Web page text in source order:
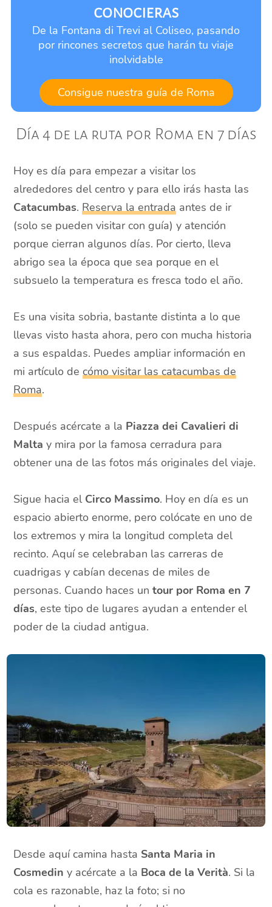
conocieras
De la Fontana di Trevi al Coliseo, pasando
por rincones secretos que harán tu viaje
inolvidable
Consigue nuestra guía de Roma
Día 4 de la ruta por Roma en 7 días
Hoy es día para empezar a visitar los
alrededores del centro y para ello irás hasta las
Catacumbas.Reserva la entrada antes de ir
(solo se pueden visitar con guía) y atención
porque cierran algunos días. Por cierto, lleva
abrigo sea la época que sea porque en el
subsuelo la temperatura es fresca todo el año.
Es una visita sobria, bastante distinta a lo que
llevas visto hasta ahora, pero con mucha historia
a sus espaldas. Puedes ampliar información en
mi artículo decómo visitar las catacumbas de
Roma.
Después acércate a la Piazza dei Cavalieri di
Malta y mira por la famosa cerradura para
obtener una de las fotos más originales del viaje.
Sigue hacia el Circo Massimo. Hoy en día es un
espacio abierto enorme, pero colócate en uno de
los extremos y mira la longitud completa del
recinto. Aquí se celebraban las carreras de
cuadrigas y cabían decenas de miles de
personas. Cuando haces untour por Roma en 7
días, este tipo de lugares ayudan a entender el
poder de la ciudad antigua.
Desde aquí camina hasta Santa Maria in
Cosmedin y acércate a la Boca de la Verità. Si la
cola es razonable, haz la foto; si no